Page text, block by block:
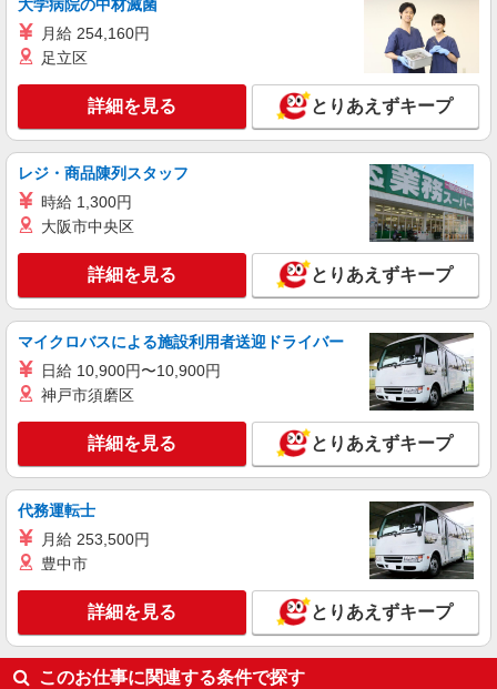
大学病院の中材滅菌
月給 254,160円
足立区
詳細を見る とりあえずキープ
レジ・商品陳列スタッフ
時給 1,300円
大阪市中央区
詳細を見る とりあえずキープ
マイクロバスによる施設利用者送迎ドライバー
日給 10,900円〜10,900円
神戸市須磨区
詳細を見る とりあえずキープ
代務運転士
月給 253,500円
豊中市
詳細を見る とりあえずキープ
このお仕事に関連する条件で探す